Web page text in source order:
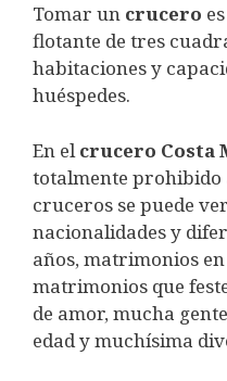
Tomar un crucero
flotante de tres
habitaciones y
huéspedes.
En elcrucero Costa
totalmente prohibido
cruceros se puede
nacionalidades y
años, matrimonios
matrimonios que
de amor, mucha
edad y muchísima